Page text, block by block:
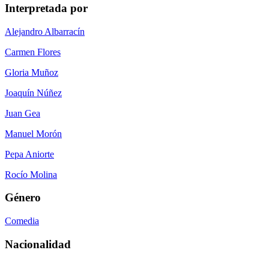
Interpretada por
Alejandro Albarracín
Carmen Flores
Gloria Muñoz
Joaquín Núñez
Juan Gea
Manuel Morón
Pepa Aniorte
Rocío Molina
Género
Comedia
Nacionalidad